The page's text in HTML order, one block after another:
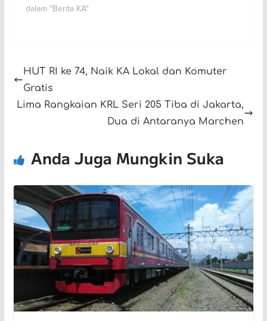
dalam "Berita KA"
HUT RI ke 74, Naik KA Lokal dan Komuter
Gratis
Lima Rangkaian KRL Seri 205 Tiba di Jakarta,
Dua di Antaranya Marchen
Anda Juga Mungkin Suka